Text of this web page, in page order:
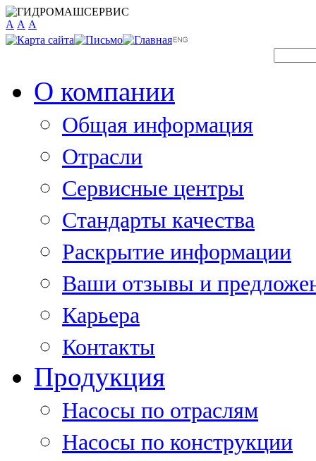
A A A
О компании
Общая информация
Отрасли
Сервисные центры
Стандарты качества
Раскрытие информации
Ваши отзывы и
Карьера
Контакты
Продукция
Насосы по отраслям
Насосы по конструкции